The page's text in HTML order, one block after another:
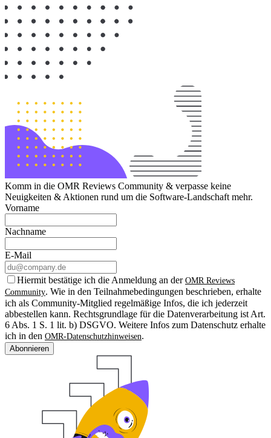
Komm in die OMR Reviews Community & verpasse keine
Neuigkeiten & Aktionen rund um die Software-Landschaft mehr.
Vorname
Nachname
E-Mail
Hiermit bestätige ich die Anmeldung an der OMR Reviews
Community. Wie in den Teilnahmebedingungen beschrieben, erhalte
ich als Community-Mitglied regelmäßige Infos, die ich jederzeit
abbestellen kann. Rechtsgrundlage für die Datenverarbeitung ist Art.
6 Abs. 1 S. 1 lit. b) DSGVO. Weitere Infos zum Datenschutz erhalte
ich in den OMR-Datenschutzhinweisen.
Abonnieren